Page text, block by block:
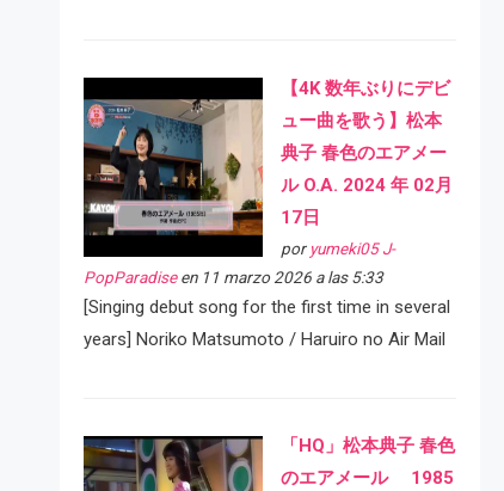
【4K 数年ぶりにデビ
ュー曲を歌う】松本
典子 春色のエアメー
ル O.A. 2024 年 02月
17日
por yumeki05 J-
PopParadiseen 11 marzo 2026 a las 5:33
[Singing debut song for the first time in several
years] Noriko Matsumoto / Haruiro no Air Mail
「HQ」松本典子 春色
のエアメール 1985